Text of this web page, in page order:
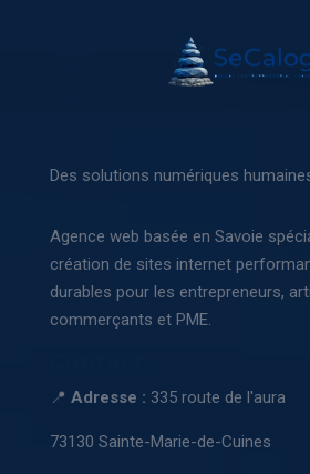
Des solutions numériques
Agence web basée en Savoie
création de sites internet
durables pour les entrepreneurs,
commerçants et PME.
📍 Adresse : 335 route de l'aura
73130 Sainte-Marie-de-Cuines